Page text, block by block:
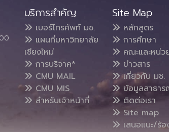
บริการสำคัญ
เบอร์โทรศัพท์ มช.
แผนที่มหาวิทยาลัย
เชียงใหม่
การบริจาค*
CMU MAIL
CMU MIS
สำหรับเจ้าหน้าที่
Site Map
หลักสูตร
การศึกษา
คณะและหน่ว
ข่าวสาร
เกี่ยวกับ มช.
ข้อมูลสาธาร
ติดต่อเรา
Site map
เสนอแนะ/ร้อ